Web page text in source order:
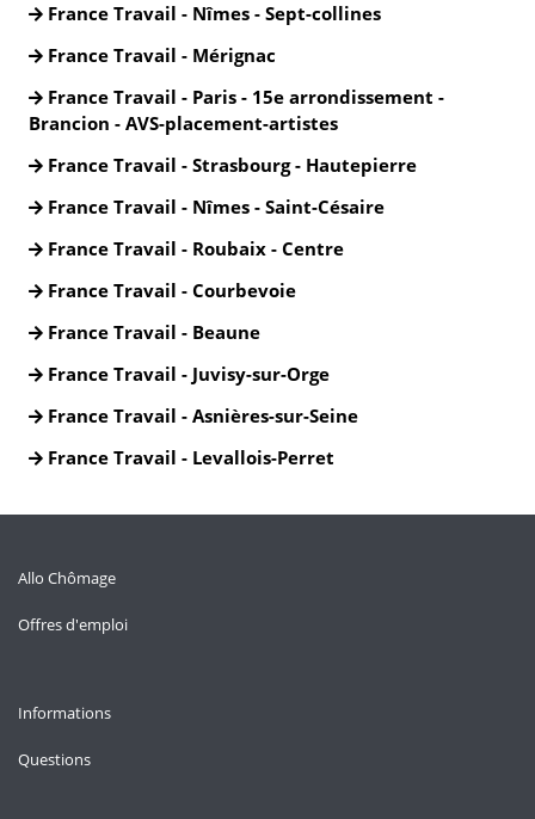
France Travail - Nîmes - Sept-collines
France Travail - Mérignac
France Travail - Paris - 15e arrondissement -
Brancion - AVS-placement-artistes
France Travail - Strasbourg - Hautepierre
France Travail - Nîmes - Saint-Césaire
France Travail - Roubaix - Centre
France Travail - Courbevoie
France Travail - Beaune
France Travail - Juvisy-sur-Orge
France Travail - Asnières-sur-Seine
France Travail - Levallois-Perret
Allo Chômage
Offres d'emploi
Informations
Questions